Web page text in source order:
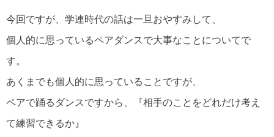
今回ですが、学連時代の話は一旦おやすみして、
個人的に思っているペアダンスで大事なことについてで
す。
あくまでも個人的に思っていることですが、
ペアで踊るダンスですから、『相手のことをどれだけ考え
て練習できるか』